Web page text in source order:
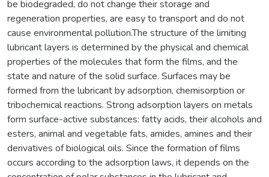
be biodegraded, do not change their storage and
regeneration properties, are easy to transport and do not
cause environmental pollution.The structure of the limiting
lubricant layers is determined by the physical and chemical
properties of the molecules that form the films, and the
state and nature of the solid surface. Surfaces may be
formed from the lubricant by adsorption, chemisorption or
tribochemical reactions. Strong adsorption layers on metals
form surface-active substances: fatty acids, their alcohols and
esters, animal and vegetable fats, amides, amines and their
derivatives of biological oils. Since the formation of films
occurs according to the adsorption laws, it depends on the